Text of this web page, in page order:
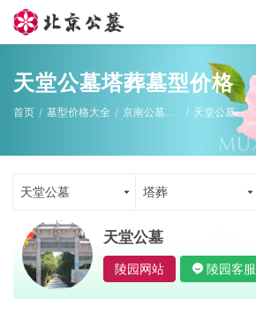
天堂公墓塔葬墓型价格
首页 墓型价格大全 京南公墓墓型 天堂公墓
天堂公墓 塔葬
天堂公墓
陵园网站 陵园客服